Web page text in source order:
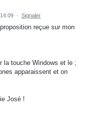
· Signaler
reçue sur mon
la touche Windows et le ;
apparaissent et on
José !